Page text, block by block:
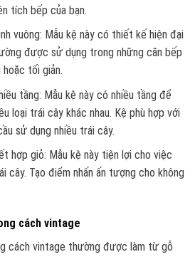
tích bếp của bạn.
vuông: Mẫu kệ này có thiết kế hiện đại
được sử dụng trong những căn bếp
tối giản.
tầng: Mẫu kệ này có nhiều tầng để
loại trái cây khác nhau. Kệ phù hợp với
sử dụng nhiều trái cây.
hợp giỏ: Mẫu kệ này tiện lợi cho việc
cây. Tạo điểm nhấn ấn tượng cho không
cách vintage
cách vintage thường được làm từ gỗ